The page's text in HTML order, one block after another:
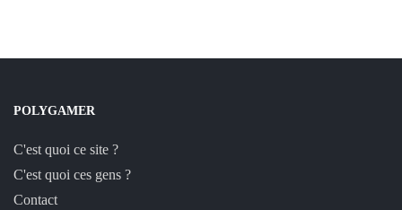
POLYGAMER
C'est quoi ce site ?
C'est quoi ces gens ?
Contact